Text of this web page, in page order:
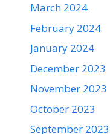
March 2024
February 2024
January 2024
December 2023
November 2023
October 2023
September 2023